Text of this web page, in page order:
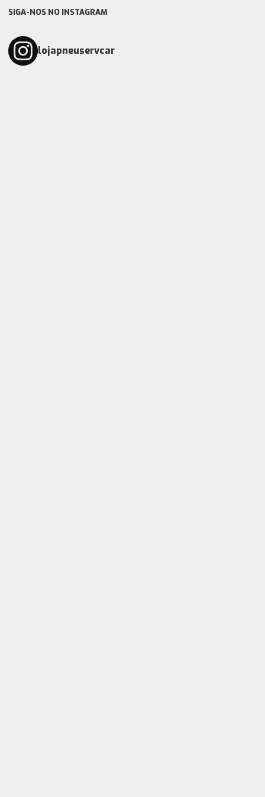
SIGA-NOS NO INSTAGRAM
lojapneuservcar